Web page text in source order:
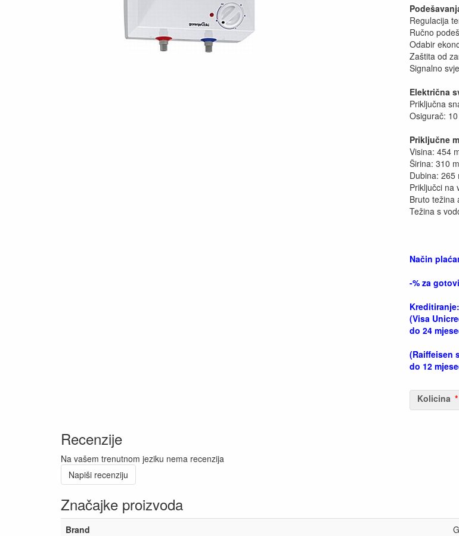
Regulacija
Ručno
Odabir
Zaštita od
Signalno
Električna
Priključna
Osigurač:
Priključne
Visina: 454
Širina: 310
Dubina: 265
Priključci na
Bruto težina
Težina s
Način
-% za
Kreditiranje:
(Visa
do 24
(Raiffeisen
do 12
Kolicina
Recenzije
Na vašem trenutnom jeziku nema recenzija
Napiši recenziju
Značajke proizvoda
Brand